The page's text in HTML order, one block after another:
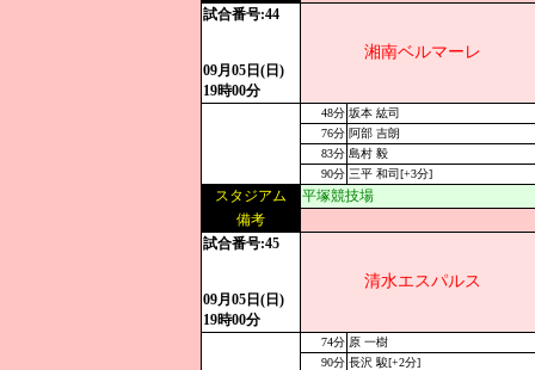
試合番号:44
09月05日(日)
19時00分
湘南ベルマーレ
48分 坂本 紘司
76分 阿部 吉朗
83分 島村 毅
90分 三平 和司[+3分]
スタジアム
平塚競技場
備考
試合番号:45
09月05日(日)
19時00分
清水エスパルス
74分 原 一樹
90分 長沢 駿[+2分]